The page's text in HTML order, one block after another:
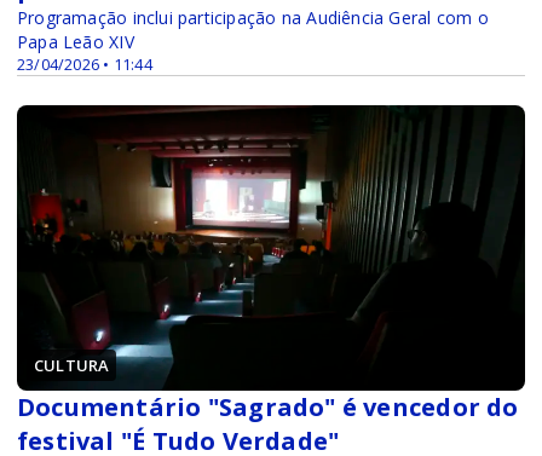
23/04/2026 • 11:44
Programação inclui participação na Audiência Geral com o
Papa Leão XIV
CULTURA
Documentário "Sagrado" é vencedor do
festival "É Tudo Verdade"